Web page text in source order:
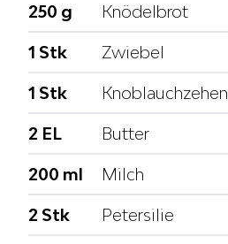
250 g Knödelbrot
1 Stk Zwiebel
1 Stk Knoblauchzehen
2 EL Butter
200 ml Milch
2 Stk Petersilie